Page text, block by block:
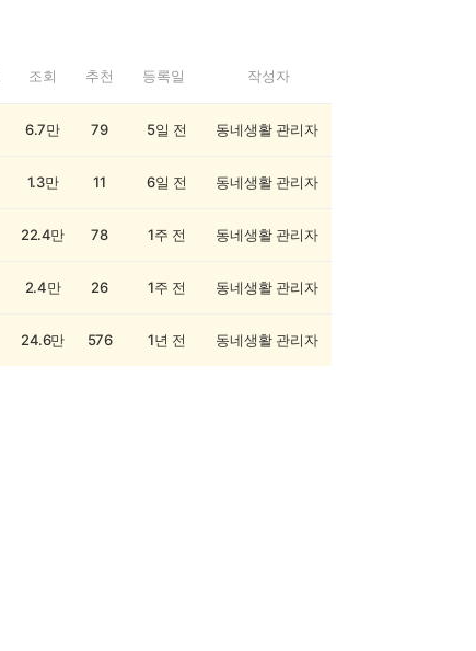
조회 추천 등록일 작성자
6.7만 79 5일 전 동네생활 관리자
1.3만 11 6일 전 동네생활 관리자
22.4만 78 1주 전 동네생활 관리자
2.4만 26 1주 전 동네생활 관리자
24.6만 576 1년 전 동네생활 관리자